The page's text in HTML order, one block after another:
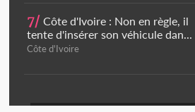
7/ Côte d'Ivoire : Non en règle, il
tente d'insérer son véhicule dan...
Côte d'Ivoire